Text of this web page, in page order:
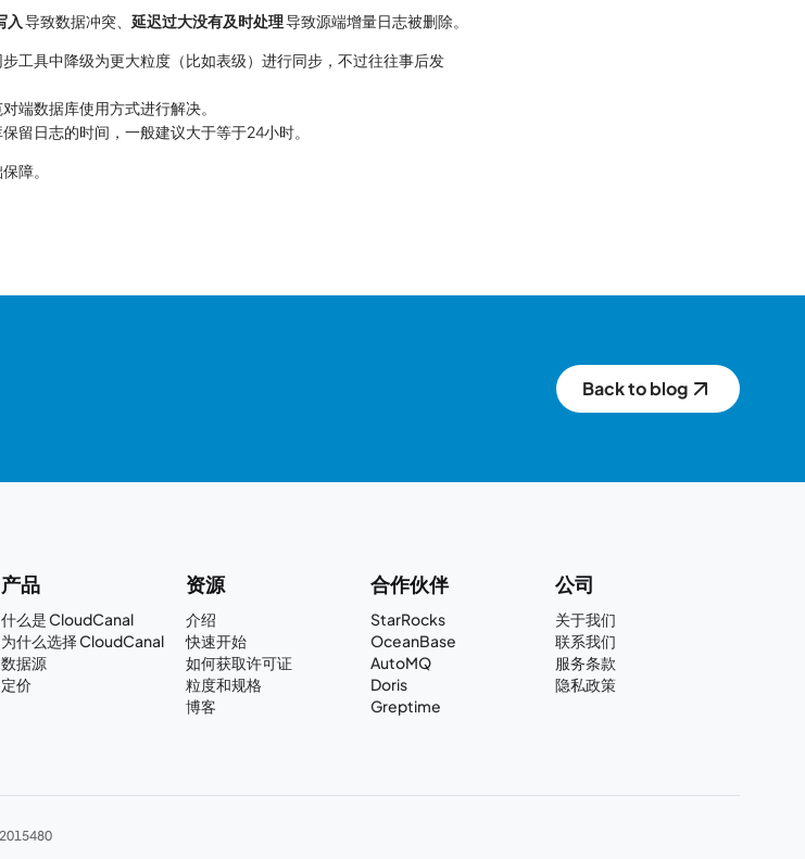
入 导致数据冲突、 延迟过大没有及时处理导致源端增量日志被删除。
工具中降级为更大粒度（比如表级）进行同步，不过往往事后发
端数据库使用方式进行解决。
留日志的时间，一般建议大于等于24小时。
障。
Back to blog
产品
什么是 CloudCanal
为什么选择 CloudCanal
数据源
定价
资源
介绍
快速开始
如何获取许可证
粒度和规格
博客
合作伙伴
StarRocks
OceanBase
AutoMQ
Doris
Greptime
公司
关于我们
联系我们
服务条款
隐私政策